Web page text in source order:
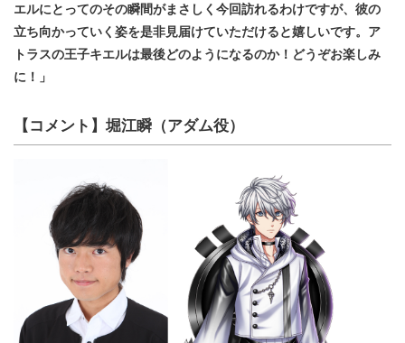
エルにとってのその瞬間がまさしく今回訪れるわけですが、彼の
立ち向かっていく姿を是非見届けていただけると嬉しいです。ア
トラスの王子キエルは最後どのようになるのか！どうぞお楽しみ
に！」
【コメント】堀江瞬（アダム役）